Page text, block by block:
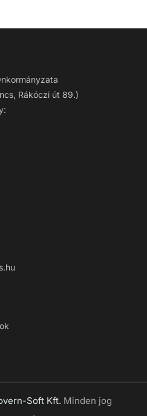
Rákóczi út 89.)
Soft Kft. Minden jog